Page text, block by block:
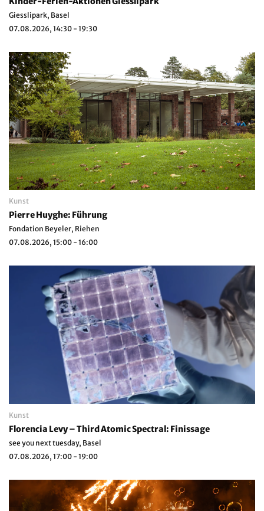
Giesslipark, Basel
07.08.2026, 14:30 - 19:30
Kunst
Pierre Huyghe: Führung
Fondation Beyeler, Riehen
07.08.2026, 15:00 - 16:00
Kunst
Florencia Levy – Third Atomic Spectral: Finissage
see you next tuesday, Basel
07.08.2026, 17:00 - 19:00